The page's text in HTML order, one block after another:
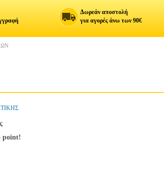
Δωρεάν αποστολή
για αγορές άνω των 90€
point!